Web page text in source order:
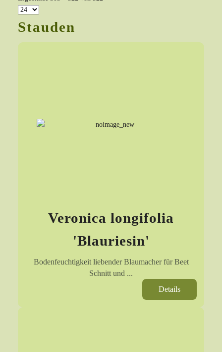
Stauden
Veronica longifolia
'Blauriesin'
Bodenfeuchtigkeit liebender Blaumacher für Beet
Schnitt und ...
Details